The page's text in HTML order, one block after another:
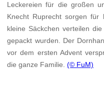
Leckereien für die großen
Knecht Ruprecht sorgen für
kleine Säckchen verteilen
gepackt wurden. Der
vor dem ersten Advent
die ganze Familie.(© FuM)